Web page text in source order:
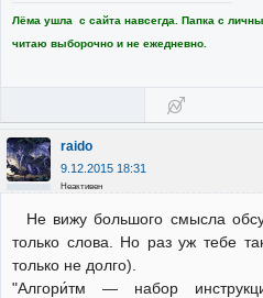
Лёма ушла с сайта навсегда. Папка с
читаю выборочно и не ежедневно.
raido
9.12.2015 18:31
Неактивен
Не вижу большого смысла
только слова. Но раз уж тебе
только не долго).
"Алгори́тм — набор